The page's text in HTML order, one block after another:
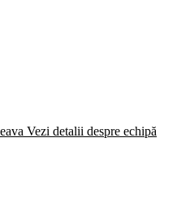
Vezi detalii despre echipă